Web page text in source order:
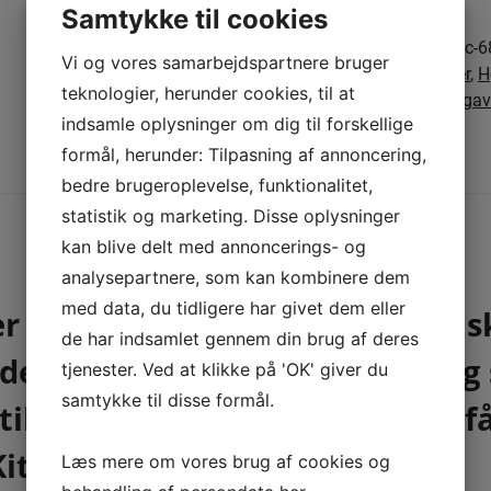
i
flot
gaveæske
antal
c-
Kategorier:
Gaveidéer,
Nyheder 2026
Små
Beskrivelse
BESKRIVELSE
kæreste med vores
lækker chokolade og
konfirmation! Bestil nu og
Samtykke til cookies
Vi og vores samarbejdspartnere bruger
teknologier, herunder cookies, til at
indsamle oplysninger om dig til forskellige
formål, herunder: Tilpasning af annoncering,
bedre brugeroplevelse, funktionalitet,
statistik og marketing. Disse oplysninger
kan blive delt med annoncerings- og
analysepartnere, som kan kombinere dem
med data, du tidligere har givet dem eller
de har indsamlet gennem din brug af deres
tjenester. Ved at klikke på 'OK' giver du
samtykke til disse formål.
Læs mere om vores brug af cookies og